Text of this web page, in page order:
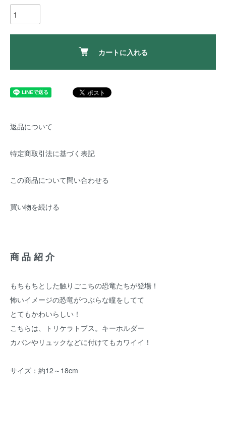
カートに入れる
返品について
特定商取引法に基づく表記
この商品について問い合わせる
買い物を続ける
商品紹介
もちもちとした触りごこちの恐竜たちが登場！
怖いイメージの恐竜がつぶらな瞳をしてて
とてもかわいらしい！
こちらは、トリケラトプス。キーホルダー
カバンやリュックなどに付けてもカワイイ！
サイズ：約12～18cm